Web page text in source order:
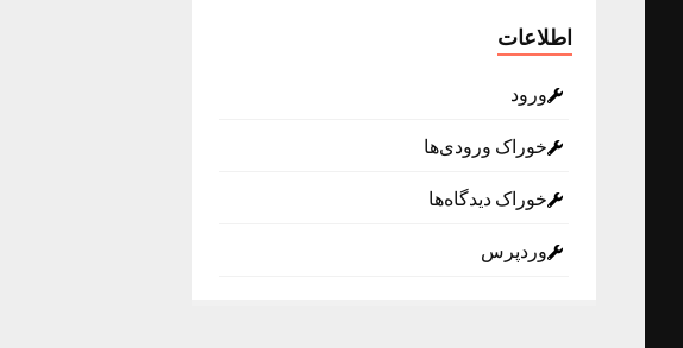
اطلاعات
ورود
خوراک ورودی‌ها
خوراک دیدگاه‌ها
وردپرس